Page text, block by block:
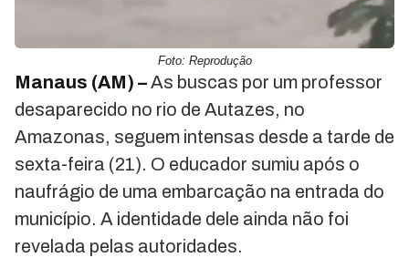
Foto: Reprodução
Manaus (AM) –As buscas por um professor
desaparecido no rio de Autazes, no
Amazonas, seguem intensas desde a tarde de
sexta-feira (21). O educador sumiu após o
naufrágio de uma embarcação na entrada do
município. A identidade dele ainda não foi
revelada pelas autoridades.